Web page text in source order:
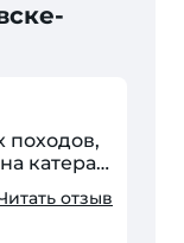
походов,
катерах
отзыв